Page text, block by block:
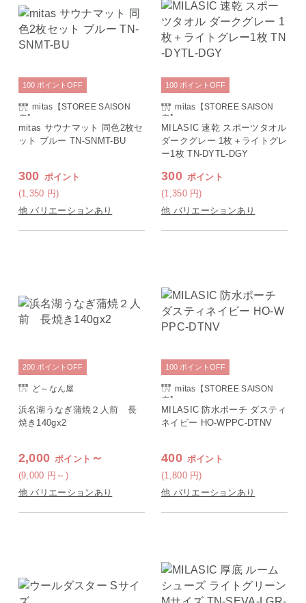
mitas【STOREE SAISON
店】
mitas サウナマット 同色2枚セ
ット ブルー TN-SNMT-BU
300 ポイント
(1,350 円)
100 ポイント OFF
他 バリエーションあり
mitas【STOREE SAISON
店】
MILASIC 速乾 スポーツタオル
ダークグレー 1枚＋ライトグレ
ー1枚 TN-DYTL-DGY
300 ポイント
(1,350 円)
100 ポイント OFF
他 バリエーションあり
ど～なん屋
浜名湖うなぎ蒲焼２人前 長
焼き140gx2
2,000 ポイント ～
(9,000 円 ～)
200 ポイント OFF
他 バリエーションあり
mitas【STOREE SAISON
店】
MILASIC 防水ポーチ ダスティ
ネイビー HO-WPPC-DTNV
400 ポイント
(1,800 円)
100 ポイント OFF
他 バリエーションあり